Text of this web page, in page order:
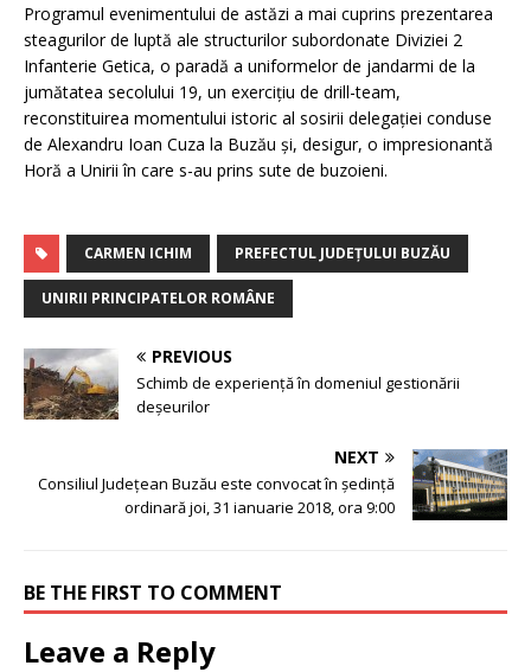
Programul evenimentului de astăzi a mai cuprins prezentarea
steagurilor de luptă ale structurilor subordonate Diviziei 2
Infanterie Getica, o paradă a uniformelor de jandarmi de la
jumătatea secolului 19, un exercițiu de drill-team,
reconstituirea momentului istoric al sosirii delegației conduse
de Alexandru Ioan Cuza la Buzău și, desigur, o impresionantă
Horă a Unirii în care s-au prins sute de buzoieni.
CARMEN ICHIM PREFECTUL JUDEŢULUI BUZĂU
UNIRII PRINCIPATELOR ROMÂNE
PREVIOUS
Schimb de experiență în domeniul gestionării
deșeurilor
NEXT
Consiliul Județean Buzău este convocat în ședință
ordinară joi, 31 ianuarie 2018, ora 9:00
BE THE FIRST TO COMMENT
Leave a Reply